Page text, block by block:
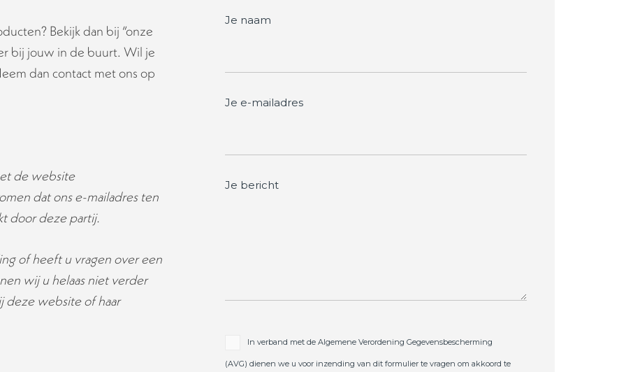
Bekijk dan bij “onze
bij jouw in de buurt. Wil je
dan contact met ons op
de website
dat ons e-mailadres ten
door deze partij.
of heeft u vragen over een
wij u helaas niet verder
deze website of haar
Je naam
Je e-mailadres
Je bericht
In verband met de Algemene Verordening Gegevensbescherming
(AVG) dienen we u voor inzending van dit formulier te vragen om akkoord te